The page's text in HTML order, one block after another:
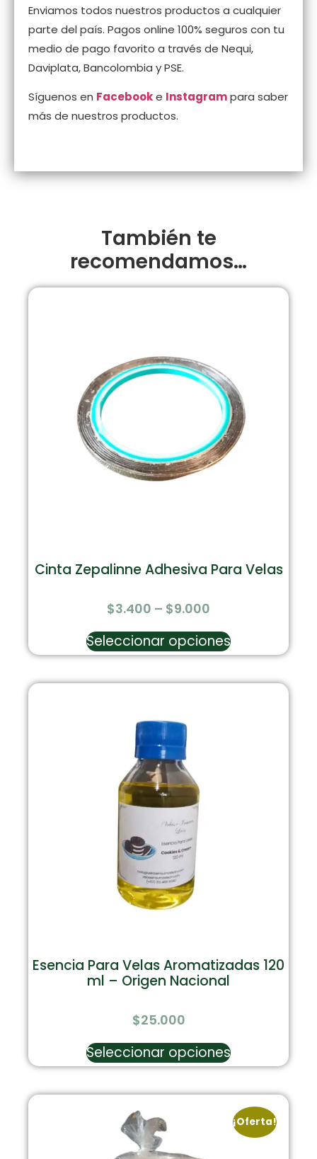
Enviamos todos nuestros productos a cualquier
parte del país. Pagos online 100% seguros con tu
medio de pago favorito a través de Nequi,
Daviplata, Bancolombia y PSE.
Síguenos en Facebooke Instagrampara saber
más de nuestros productos.
También te
recomendamos…
Cinta Zepalinne Adhesiva Para Velas
$3.400 – $9.000
Seleccionar opciones
Esencia Para Velas Aromatizadas 120
ml – Origen Nacional
$25.000
Seleccionar opciones
¡Oferta!